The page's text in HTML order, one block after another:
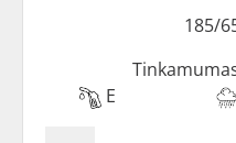
185/
E